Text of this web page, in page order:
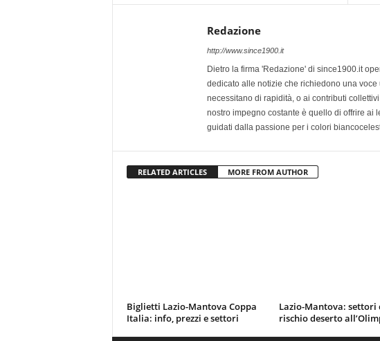
Redazione
http://www.since1900.it
Dietro la firma 'Redazione' di since1900.it
dedicato alle notizie che richiedono una
necessitano di rapidità, o ai contributi
nostro impegno costante è quello di offrire ai
guidati dalla passione per i colori
RELATED ARTICLES MORE FROM AUTHOR
Biglietti Lazio-Mantova Coppa
Italia: info, prezzi e settori
Lazio-Mantova: settori
rischio deserto